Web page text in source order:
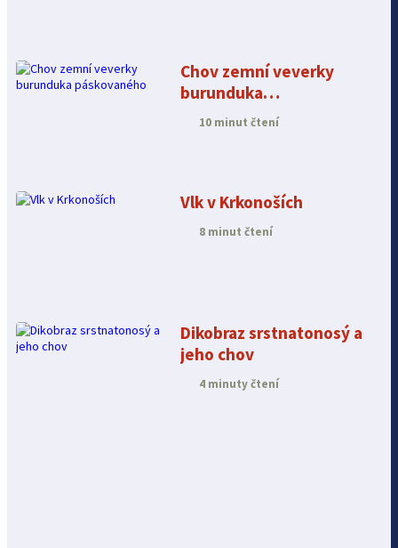
Chov zemní veverky
burunduka
páskovaného
10 minut čtení
Vlk v Krkonoších
8 minut čtení
Dikobraz srstnatonosý a
jeho chov
4 minuty čtení